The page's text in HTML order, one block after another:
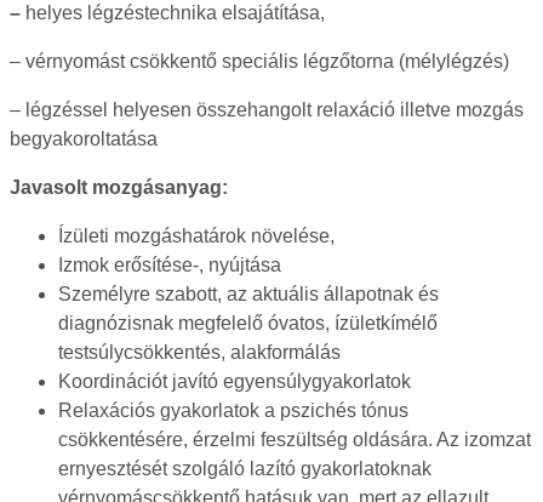
– helyes légzéstechnika elsajátítása,
– vérnyomást csökkentő speciális légzőtorna (mélylégzés)
– légzéssel helyesen összehangolt relaxáció illetve mozgás
begyakoroltatása
Javasolt mozgásanyag:
Ízületi mozgáshatárok növelése,
Izmok erősítése-, nyújtása
Személyre szabott, az aktuális állapotnak és
diagnózisnak megfelelő óvatos, ízületkímélő
testsúlycsökkentés, alakformálás
Koordinációt javító egyensúlygyakorlatok
Relaxációs gyakorlatok a pszichés tónus
csökkentésére, érzelmi feszültség oldására. Az izomzat
ernyesztését szolgáló lazító gyakorlatoknak
vérnyomáscsökkentő hatásuk van, mert az ellazult